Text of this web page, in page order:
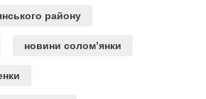
району
новини солом’янки